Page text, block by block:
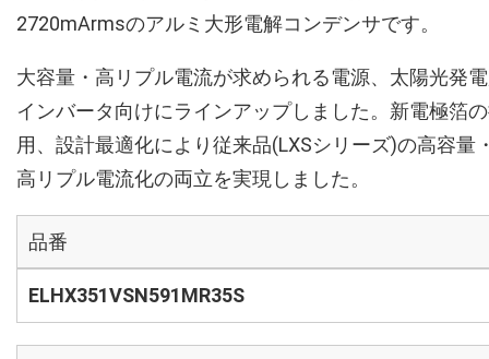
2720mArmsのアルミ大形電解コンデンサです。
大容量・高リプル電流が求められる電源、太陽光発
インバータ向けにラインアップしました。新電極箔
用、設計最適化により従来品(LXSシリーズ)の高容量
高リプル電流化の両立を実現しました。
品番
ELHX351VSN591MR35S